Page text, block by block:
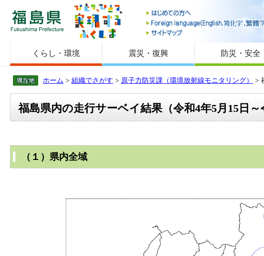
福島県
くらし・環境 震災・復興 防災・安全
ホーム > 組織でさがす > 原子力防災課（環境放射線モニタリング） >
福島県内の走行サーベイ結果（令和4年5月15日～
（１）県内全域